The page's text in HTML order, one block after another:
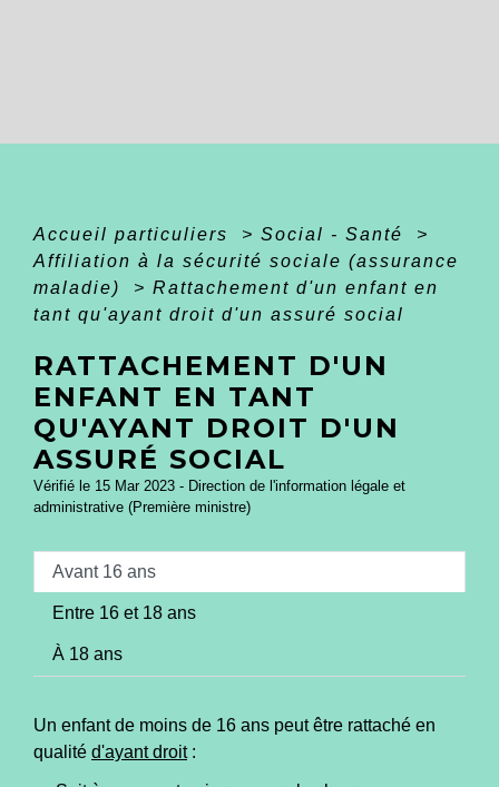
Accueil particuliers > Social - Santé
>
Affiliation à la sécurité sociale (assurance
maladie)
> Rattachement d'un enfant en
tant qu'ayant droit d'un assuré social
RATTACHEMENT D'UN
ENFANT EN TANT
QU'AYANT DROIT D'UN
ASSURÉ SOCIAL
Vérifié le 15 Mar 2023 - Direction de l'information légale et
administrative (Première ministre)
Avant 16 ans
Entre 16 et 18 ans
À 18 ans
Un enfant de moins de 16 ans peut être rattaché en
qualité d'ayant droit: